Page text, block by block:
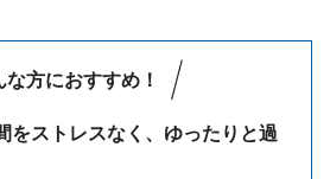
な方におすすめ！
をストレスなく、ゆったりと過